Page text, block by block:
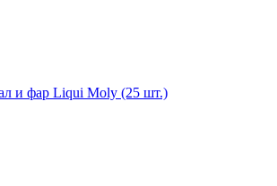
и фар Liqui Moly (25 шт.)